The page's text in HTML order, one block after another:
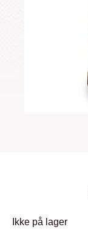
Ikke på lager